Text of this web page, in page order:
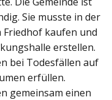
Sie musste in der
kaufen und
erstellen.
bei Todesfällen auf
erfüllen.
gemeinsam einen